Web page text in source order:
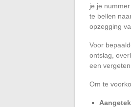
je je
te bellen
opzegging
Voor
ontslag,
een
Om te